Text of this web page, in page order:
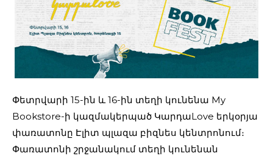
Փետրվարի 15-ին և 16-ին տեղի կունենա My
Bookstore-ի կազմակերպած ԿարդաLove երկօրյա
փառատոնը Էլիտ պլազա բիզնես կենտրոնում։
Փառատոնի շրջանակում տեղի կունենան